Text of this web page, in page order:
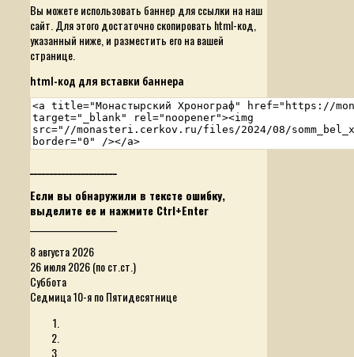
Вы можете использовать баннер для ссылки на наш
сайт. Для этого достаточно скопировать html-код,
указанный ниже, и разместить его на вашей
странице.
html-код для вставки баннера
Если вы обнаружили в тексте ошибку,
выделите ее и нажмите Ctrl+Enter
8 августа 2026
26 июля 2026 (по ст.ст.)
Суббота
Седмица 10-я по Пятидесятнице